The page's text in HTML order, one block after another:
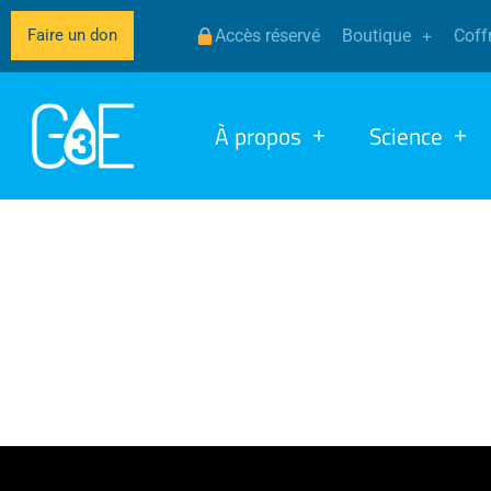
Faire un don Accès réservé Boutique
À propos Science